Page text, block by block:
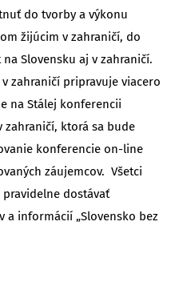
do tvorby a výkonu
žijúcim v zahraničí, do
Slovensku aj v zahraničí.
zahraničí pripravuje viacero
na Stálej konferencii
zahraničí, ktorá sa bude
konferencie on-line
záujemcov. Všetci
dostávať
a informácií „Slovensko bez